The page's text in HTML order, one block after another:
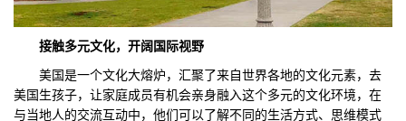
接触多元文化，开阔国际视野
美国是一个文化大熔炉，汇聚了来自世界各地的文化元素，去
美国生孩子，让家庭成员有机会亲身融入这个多元的文化环境，在
与当地人的交流互动中，他们可以了解不同的生活方式、思维模式